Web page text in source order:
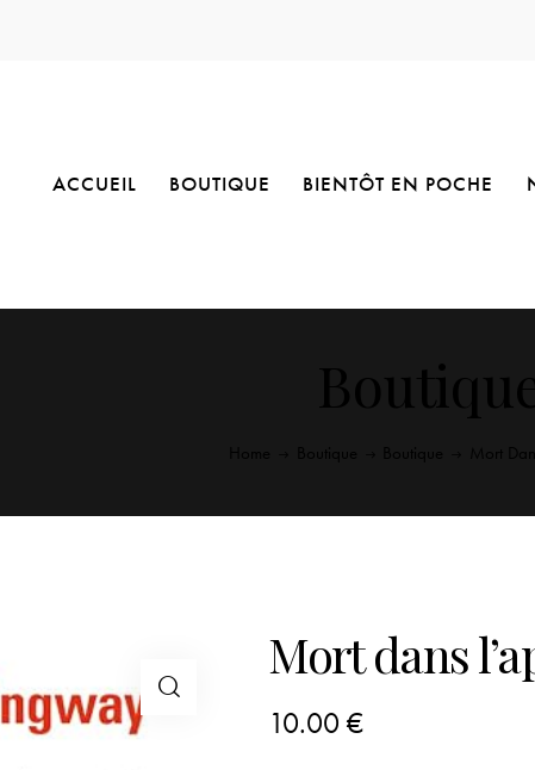
ACCUEIL BOUTIQUE BIENTÔT EN POCHE
Mort dans
10.00€